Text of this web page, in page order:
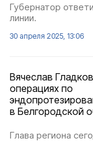
Губернатор
линии.
30 апреля 2025, 13:06
Вячеслав
операциях по
в Белгородской
Глава региона